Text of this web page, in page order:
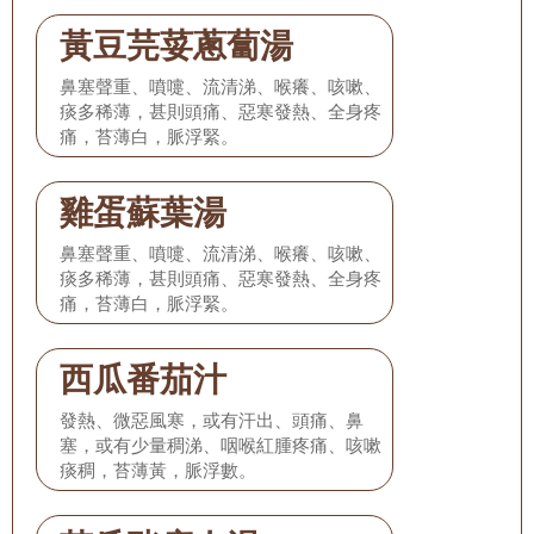
黃豆芫荽蔥蔔湯
鼻塞聲重、噴嚏、流清涕、喉癢、咳嗽、
痰多稀薄，甚則頭痛、惡寒發熱、全身疼
痛，苔薄白，脈浮緊。
雞蛋蘇葉湯
鼻塞聲重、噴嚏、流清涕、喉癢、咳嗽、
痰多稀薄，甚則頭痛、惡寒發熱、全身疼
痛，苔薄白，脈浮緊。
西瓜番茄汁
發熱、微惡風寒，或有汗出、頭痛、鼻
塞，或有少量稠涕、咽喉紅腫疼痛、咳嗽
痰稠，苔薄黃，脈浮數。